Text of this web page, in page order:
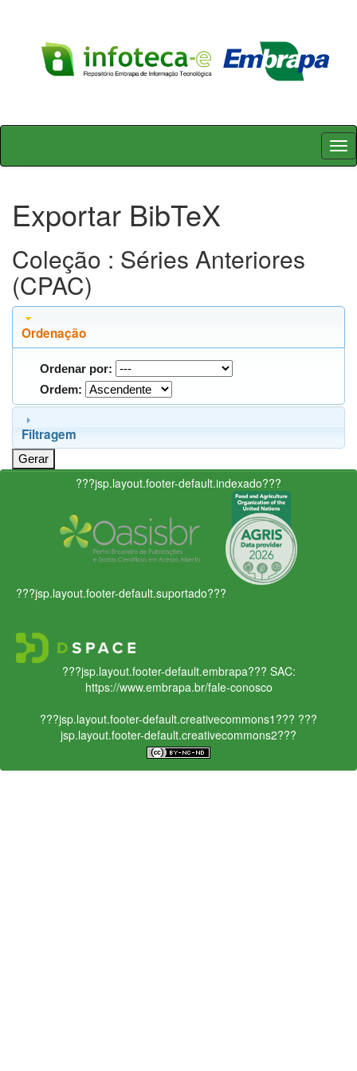
Skip
Exportar BibTeX
Coleção : Séries Anteriores
(CPAC)
Ordenação
Ordenar por:
Ordem:
Filtragem
???jsp.layout.footer-default.indexado???
???jsp.layout.footer-default.suportado???
???jsp.layout.footer-default.embrapa??? SAC:
https://www.embrapa.br/fale-conosco
???jsp.layout.footer-default.creativecommons1??? ???
jsp.layout.footer-default.creativecommons2???